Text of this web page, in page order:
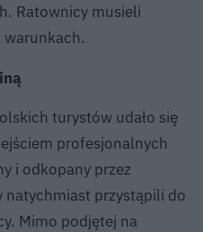
Ratownicy musieli
warunkach.
turystów udało się
profesjonalnych
i odkopany przez
natychmiast przystąpili do
Mimo podjętej na